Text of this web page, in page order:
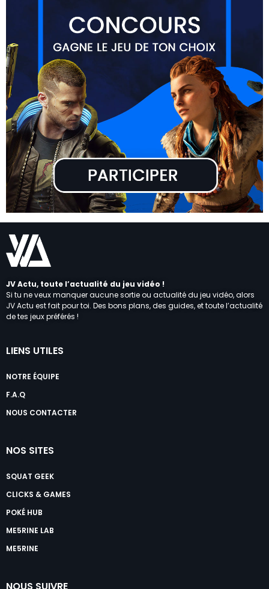
JV Actu, toute l’actualité du jeu vidéo !
Si tu ne veux manquer aucune sortie ou actualité du jeu vidéo, alors
JV Actu est fait pour toi. Des bons plans, des guides, et toute l’actualité
de tes jeux préférés !
LIENS UTILES
NOTRE ÉQUIPE
F.A.Q
NOUS CONTACTER
NOS SITES
SQUAT GEEK
CLICKS & GAMES
POKÉ HUB
ME5RINE LAB
ME5RINE
NOUS SUIVRE